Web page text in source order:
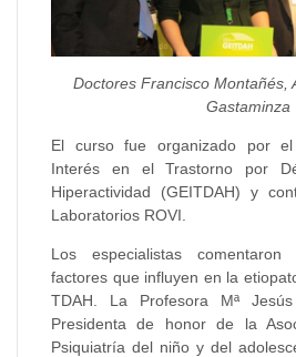
Doctores Francisco Montañés,
Gastaminza
El curso fue organizado por
Interés en el Trastorno por
Hiperactividad (GEITDAH) y
Laboratorios ROVI.
Los especialistas
factores que influyen en la
TDAH. La Profesora Mª Jesús
Presidenta de honor de la
Psiquiatría del niño y del